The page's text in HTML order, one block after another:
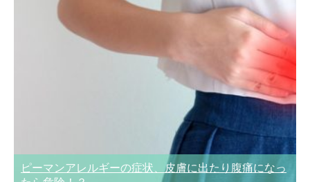
ピーマンアレルギーの症状、皮膚に出たり腹痛になっ